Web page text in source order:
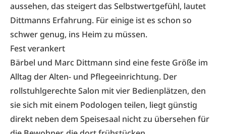
aussehen, das steigert das Selbstwertgefühl, lautet
Dittmanns Erfahrung. Für einige ist es schon so
schwer genug, ins Heim zu müssen.
Fest verankert
Bärbel und Marc Dittmann sind eine feste Größe im
Alltag der Alten- und Pflegeeinrichtung. Der
rollstuhlgerechte Salon mit vier Bedienplätzen, den
sie sich mit einem Podologen teilen, liegt günstig
direkt neben dem Speisesaal nicht zu übersehen für